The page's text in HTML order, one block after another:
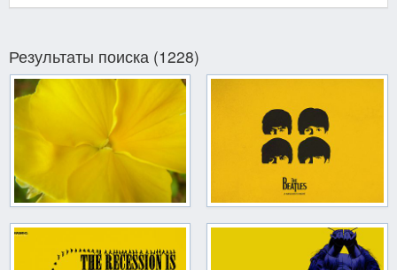
Результаты поиска (1228)